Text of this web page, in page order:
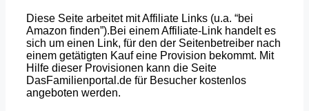
Diese Seite arbeitet mit Affiliate Links (u.a. “bei
Amazon finden”).Bei einem Affiliate-Link handelt es
sich um einen Link, für den der Seitenbetreiber nach
einem getätigten Kauf eine Provision bekommt. Mit
Hilfe dieser Provisionen kann die Seite
DasFamilienportal.de für Besucher kostenlos
angeboten werden.